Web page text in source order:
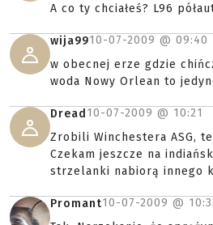
A co ty chciałeś? L96
wija9910-07-2009 @ 09:40
w obecnej erze gdzie
woda Nowy Orlean to
Dread 10-07-2009 @ 10:21
Zrobili Winchestera ASG,
Czekam jeszcze na
strzelanki nabiorą innego
Promant10-07-2009 @